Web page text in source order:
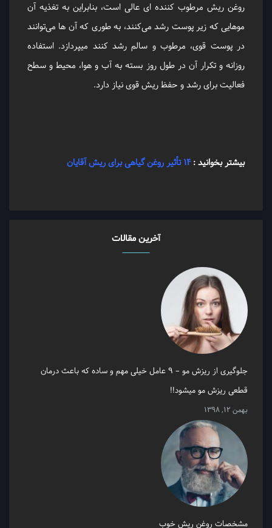
روغن ریش مرطوب کننده ای عالی است، بنابراین به تغذیه آن
موهایی که زیر پوست رشد می‌کنند، به طوری که آن ‌ها می‌توانند
در پوست قوی، مرطوب و سالم رشد کنند میپردازد. استفاده
روزانه و تکرار آن در طول روز بسته به آب و هوا، محیط و سطح
فعالیت برای رشد و حفظ ریش قوی نیاز دارد.
بیشتر بخوانید :۱۴ تأثیر روغن گیاهی برای ریش آقایان
آخرین مقالات
جلوگیری از ریزش مو – 9 عامل خیلی مهم و ساده که باعث درمان
قطعی ریزش مو میشود!!
بهمن 12, 1398
مشخصات روغن ریش خوب